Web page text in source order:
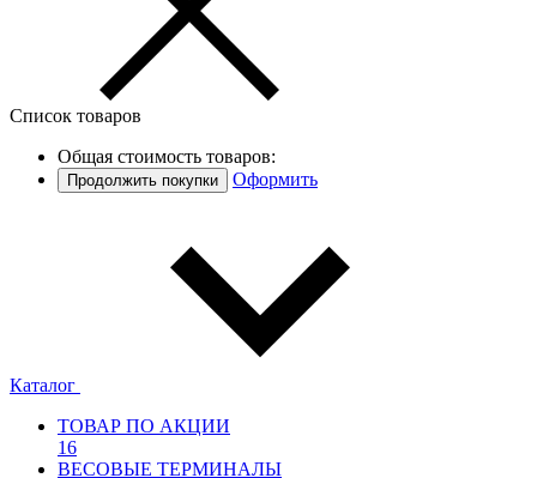
Список товаров
Общая стоимость товаров:
Продолжить покупки Оформить
Каталог
ТОВАР ПО АКЦИИ
16
ВЕСОВЫЕ ТЕРМИНАЛЫ